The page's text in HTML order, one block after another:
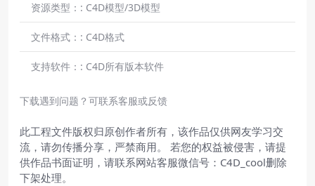
资源类型：: C4D模型/3D模型
文件格式：: C4D格式
支持软件：: C4D所有版本软件
下载遇到问题？可联系客服或反馈
此工程文件版权归原创作者所有，该作品仅供网友学习交
流，请勿传播分享，严禁商用。 若您的权益被侵害，请提
供作品书面证明，请联系网站客服微信号：C4D_cool删除
下架处理。